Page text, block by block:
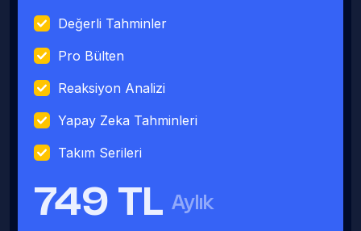
Değerli Tahminler
Pro Bülten
Reaksiyon Analizi
Yapay Zeka Tahminleri
Takım Serileri
749 TL Aylık